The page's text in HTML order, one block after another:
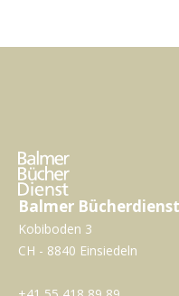
Balmer
Kobiboden 3
CH - 8840 Einsiedeln